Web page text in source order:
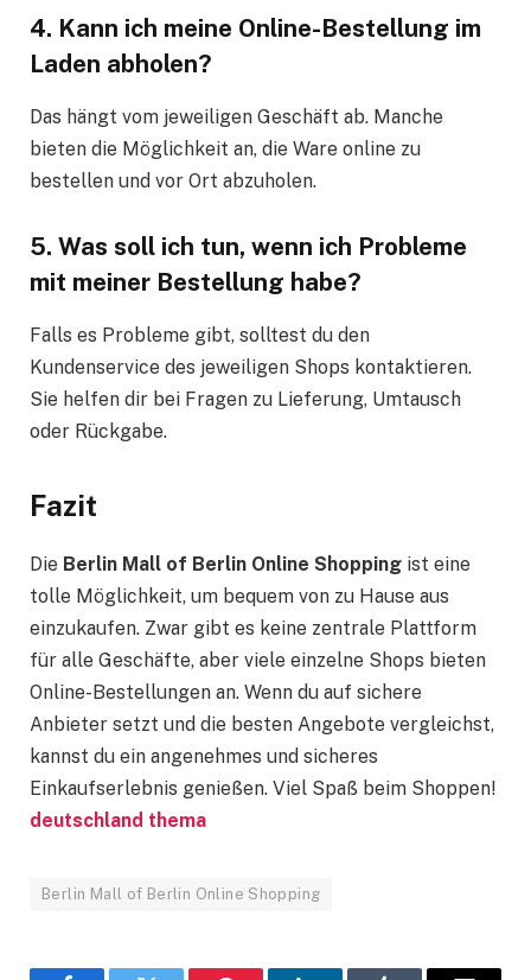
4. Kann ich meine Online-Bestellung im
Laden abholen?
Das hängt vom jeweiligen Geschäft ab. Manche
bieten die Möglichkeit an, die Ware online zu
bestellen und vor Ort abzuholen.
5. Was soll ich tun, wenn ich Probleme
mit meiner Bestellung habe?
Falls es Probleme gibt, solltest du den
Kundenservice des jeweiligen Shops kontaktieren.
Sie helfen dir bei Fragen zu Lieferung, Umtausch
oder Rückgabe.
Fazit
Die Berlin Mall of Berlin Online Shopping ist eine
tolle Möglichkeit, um bequem von zu Hause aus
einzukaufen. Zwar gibt es keine zentrale Plattform
für alle Geschäfte, aber viele einzelne Shops bieten
Online-Bestellungen an. Wenn du auf sichere
Anbieter setzt und die besten Angebote vergleichst,
kannst du ein angenehmes und sicheres
Einkaufserlebnis genießen. Viel Spaß beim Shoppen!
deutschland thema
Berlin Mall of Berlin Online Shopping